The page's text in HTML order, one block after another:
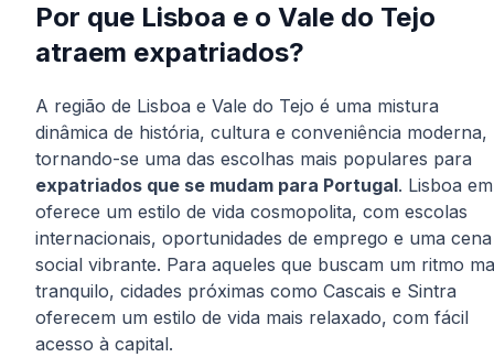
Por que Lisboa e o Vale do Tejo
atraem expatriados?
A região de Lisboa e Vale do Tejo é uma mistura
dinâmica de história, cultura e conveniência moderna,
tornando-se uma das escolhas mais populares para
expatriados que se mudam para Portugal. Lisboa
oferece um estilo de vida cosmopolita, com escolas
internacionais, oportunidades de emprego e uma cena
social vibrante. Para aqueles que buscam um ritmo
tranquilo, cidades próximas como Cascais e Sintra
oferecem um estilo de vida mais relaxado, com fácil
acesso à capital.